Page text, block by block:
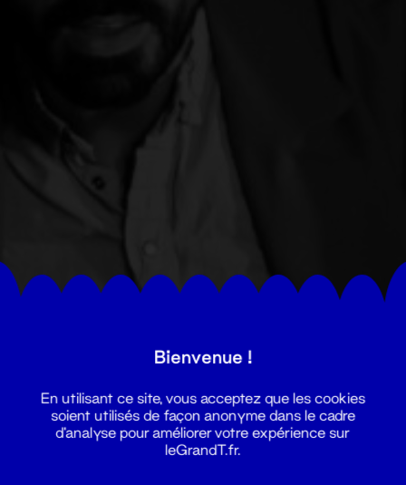
Bienvenue !
En utilisant ce site, vous acceptez que les cookies
soient utilisés de façon anonyme dans le cadre
d'analyse pour améliorer votre expérience sur
leGrandT.fr.